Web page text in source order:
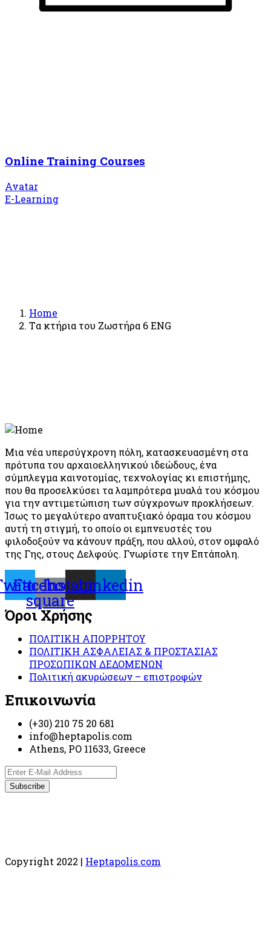
Online Training Courses
Avatar
E-Learning
Home
Tα κτήρια του Ζωστήρα 6 ENG
Μια νέα υπερσύγχρονη πόλη, κατασκευασμένη στα
πρότυπα του αρχαιοελληνικού ιδεώδους, ένα
σύμπλεγμα καινοτομίας, τεχνολογίας κι επιστήμης,
που θα προσελκύσει τα λαμπρότερα μυαλά του κόσμου
για την αντιμετώπιση των σύγχρονων προκλήσεων.
Ίσως το μεγαλύτερο αναπτυξιακό όραμα του κόσμου
αυτή τη στιγμή, το οποίο οι εμπνευστές του
φιλοδοξούν να κάνουν πράξη, που αλλού, στον ομφαλό
της Γης, στους Δελφούς. Γνωρίστε την Επτάπολη.
Facebook-
square
Instagram
Linkedin
Όροι Χρήσης
ΠΟΛΙΤΙΚΗ ΑΠΟΡΡΗΤΟΥ
ΠΟΛΙΤΙΚΗ ΑΣΦΑΛΕΙΑΣ & ΠΡΟΣΤΑΣΙΑΣ
ΠΡΟΣΩΠΙΚΩΝ ΔΕΔΟΜΕΝΩΝ
Πολιτική ακυρώσεων – επιστροφών
Επικοινωνία
(+30) 210 75 20 681
info@heptapolis.com
Athens, PO 11633, Greece
Copyright 2022 | Heptapolis.com